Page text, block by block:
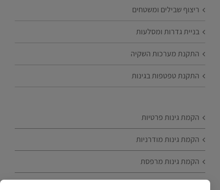
ריצוף שבילים ומשטחים
בניית גדרות ומסלעות
התקנת מערכות השקיה
התקנת טפטפות בגינות
הקמת גינות פרטיות
הקמת גינות מודרניות
הקמת גינות מרפסת
הקמת גינות עם עצי פרי